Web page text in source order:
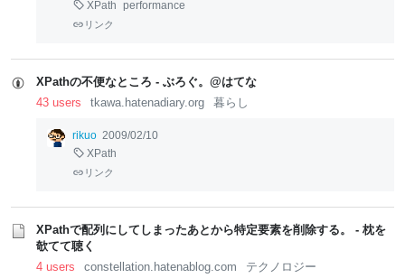
XPath performance
リンク
XPathの不便なところ - ぶろぐ。@はてな
43 users
tkawa.hatenadiary.org 暮らし
rikuo 2009/02/10
XPath
リンク
XPathで配列にしてしまったあとから特定要素を削除する。 - 枕を
欹てて聴く
4 users
constellation.hatenablog.com テクノロジー